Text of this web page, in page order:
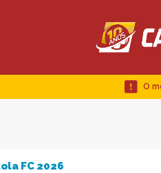
O
FC 2026